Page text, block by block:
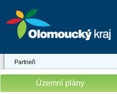
Partneři
Územní plány